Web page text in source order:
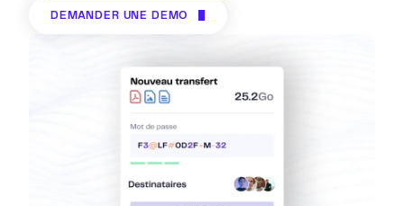
DEMANDER UNE DÉMO